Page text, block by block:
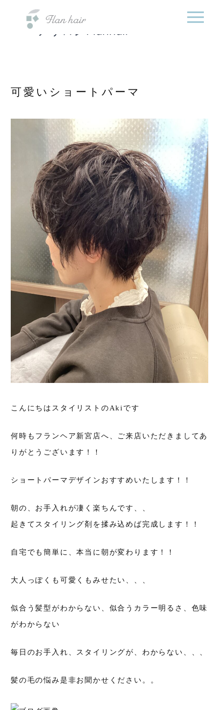
院・半個室オーガニック
ヘアサロンFlanhair
可愛いショートパーマ
こんにちはスタイリストのAkiです
何時もフランヘア新宮店へ、ご来店いただきましてあ
りがとうございます！！
ショートパーマデザインおすすめいたします！！
朝の、お手入れが凄く楽ちんです、、
起きてスタイリング剤を揉み込めば完成します！！
自宅でも簡単に、本当に朝が変わります！！
大人っぽくも可愛くもみせたい、、、
似合う髪型がわからない、似合うカラー明るさ、色味
がわからない
毎日のお手入れ、スタイリングが、わからない、、、
髪の毛の悩み是非お聞かせください。。